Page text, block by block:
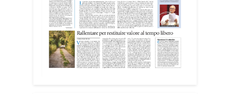
dignità», racconta Alessandro Adimari.
Tra i partecipanti anche i seminaristi,
impegnati accanto agli anziani della
casa di riposo Cristo Re.
«Un’esperienza di crescita umana e